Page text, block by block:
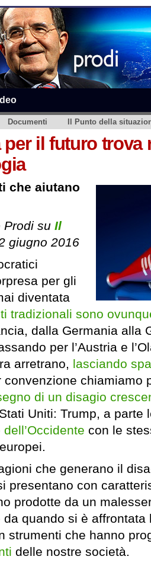
Documenti Il Punto della
per il futuro
che aiutano
Prodi su Il
giugno 2016
per gli
diventata
tradizionali sono
dalla Germania alla
per l’Austria e
arretrano, lasciando
convenzione chiamiamo
di un disagio
Uniti: Trump, a parte
con le
che generano il
presentano con
prodotte da un
da quando si è affrontata
strumenti che hanno
delle nostre società.